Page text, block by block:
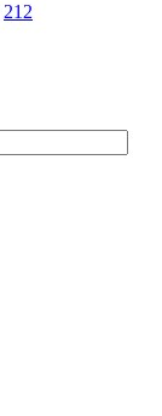
212